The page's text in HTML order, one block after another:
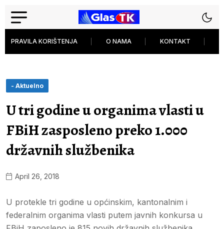
PRAVILA KORIŠTENJA O NAMA KONTAKT
- Aktuelno
U tri godine u organima vlasti u
FBiH zasposleno preko 1.000
državnih službenika
April 26, 2018
U protekle tri godine u općinskim, kantonalnim i
federalnim organima vlasti putem javnih konkursa u